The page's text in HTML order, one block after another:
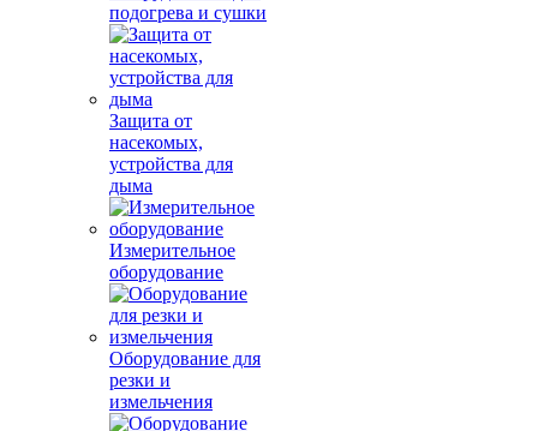
подогрева и сушки
Защита от
насекомых,
устройства для
дыма
Измерительное
оборудование
Оборудование для
резки и
измельчения